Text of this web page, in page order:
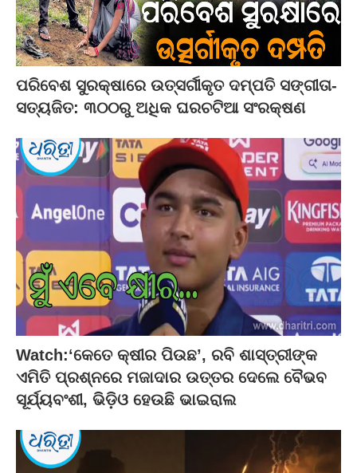
ପରିବେଶ ସୁରକ୍ଷାରେ ଉତ୍ସର୍ଗୀକୃତ ଦମ୍ପତି ସଙ୍ଗୀତା-
ସତ୍ୟଜିତ: ୩୦୦ରୁ ଅଧିକ ଘରଚଟିଆ ସଂରକ୍ଷଣ
Watch:‘କେତେ କ୍ଷୀର ପିଉଛ’, ରବି ଶାସ୍ତ୍ରୀଙ୍କ
ଏମିତି ପ୍ରଶ୍ନରେ ମଜାଦାର ଉତ୍ତର ଦେଲେ ବୈଭବ
ସୂର୍ଯ୍ୟବଂଶୀ, ଭିଡ଼ିଓ ହେଉଛି ଭାଇରାଲ